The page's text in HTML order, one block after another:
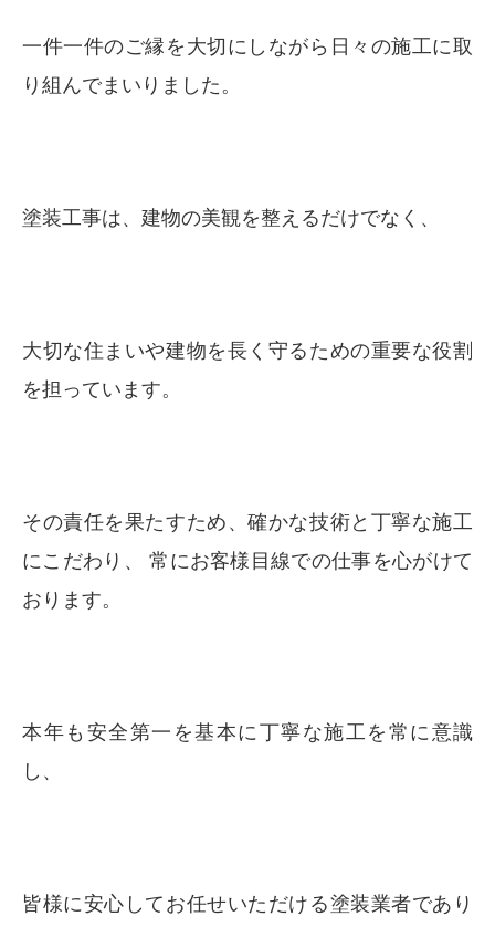
一件一件のご縁を大切にしながら日々の施工に取
り組んでまいりました。
塗装工事は、建物の美観を整えるだけでなく、
大切な住まいや建物を長く守るための重要な役割
を担っています。
その責任を果たすため、確かな技術と丁寧な施工
にこだわり、 常にお客様目線での仕事を心がけて
おります。
本年も安全第一を基本に丁寧な施工を常に意識
し、
皆様に安心してお任せいただける塗装業者であり